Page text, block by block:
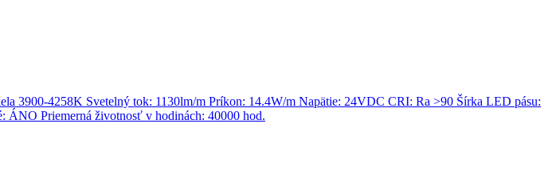
3900-4258K Svetelný tok: 1130lm/m Príkon: 14.4W/m Napätie: 24VDC CRI: Ra >90 Šírka LED pásu:
ÁNO Priemerná životnosť v hodinách: 40000 hod.